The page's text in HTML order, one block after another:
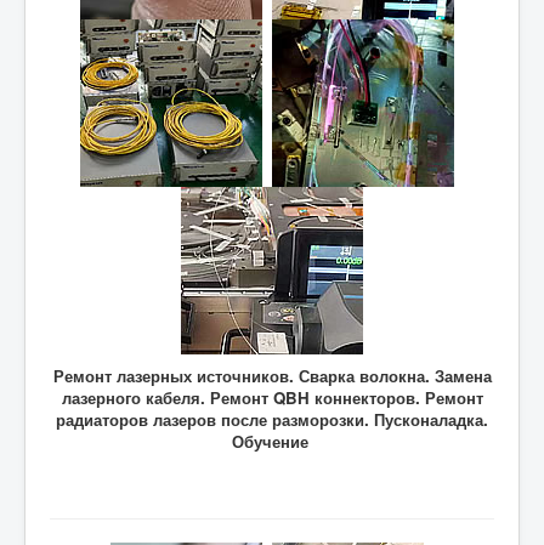
Ремонт лазерных источников. Сварка волокна. Замена
лазерного кабеля. Ремонт QBH коннекторов. Ремонт
радиаторов лазеров после разморозки. Пусконаладка.
Обучение